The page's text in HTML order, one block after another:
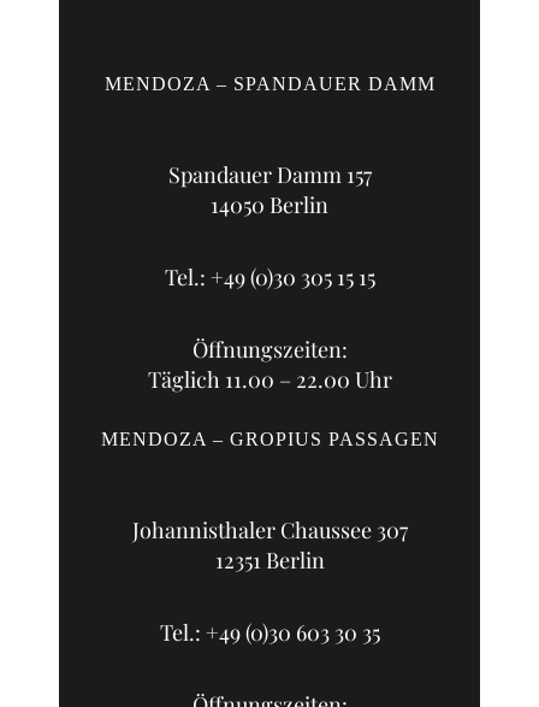
MENDOZA – SPANDAUER DAMM
Spandauer Damm 157
14050 Berlin
Tel.: +49 (0)30 305 15 15
Öffnungszeiten:
Täglich 11.00 – 22.00 Uhr
MENDOZA – GROPIUS PASSAGEN
Johannisthaler Chaussee 307
12351 Berlin
Tel.: +49 (0)30 603 30 35